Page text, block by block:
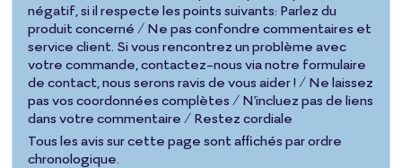
négatif, si il respecte les points suivants: Parlez du
produit concerné / Ne pas confondre commentaires et
service client. Si vous rencontrez un problème avec
votre commande, contactez-nous via notre formulaire
de contact, nous serons ravis de vous aider ! / Ne laissez
pas vos coordonnées complètes / N'incluez pas de liens
dans votre commentaire / Restez cordiale
Tous les avis sur cette page sont affichés par ordre
chronologique.